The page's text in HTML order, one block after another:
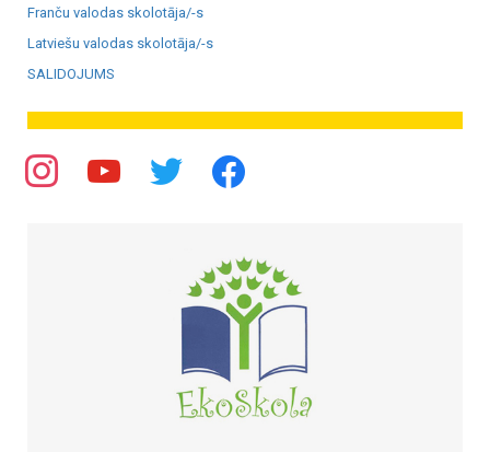
Franču valodas skolotāja/-s
Latviešu valodas skolotāja/-s
SALIDOJUMS